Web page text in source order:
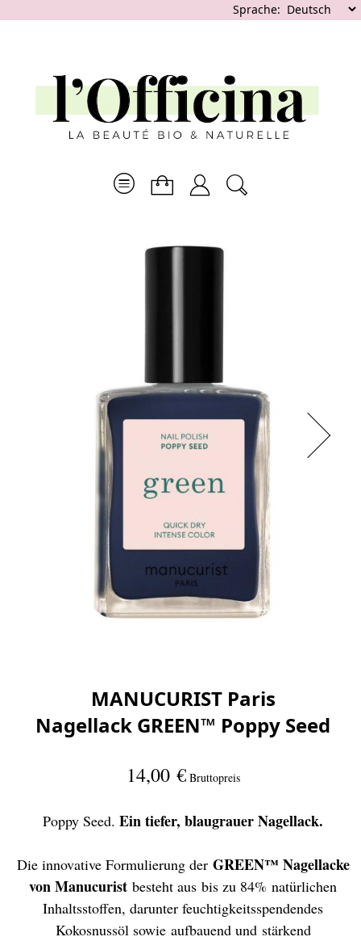
Sprache:
MANUCURIST Paris
Nagellack GREEN™ Poppy Seed
14,00 € Bruttopreis
Poppy Seed.Ein tiefer, blaugrauer Nagellack.
Die innovative Formulierung der GREEN™ Nagellacke
von Manucurist besteht aus bis zu 84% natürlichen
Inhaltsstoffen, darunter feuchtigkeitsspendendes
Kokosnussöl sowie aufbauend und stärkend